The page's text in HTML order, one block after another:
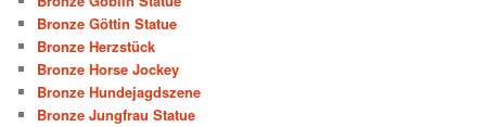
Bronze Göttin Statue
Bronze Herzstück
Bronze Horse Jockey
Bronze Hundejagdszene
Bronze Jungfrau Statue